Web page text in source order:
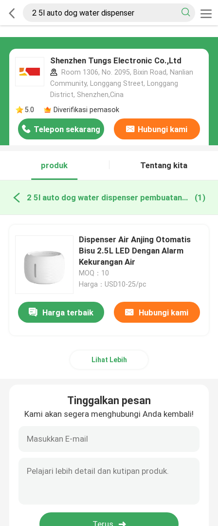
Shenzhen Tungs Electronic Co.,Ltd
Room 1306, No. 2095, Bixin Road, Nanlian
Community, Longgang Street, Longgang
District, Shenzhen,Cina
5.0
Diverifikasi pemasok
Telepon sekarang Hubungi kami
produk Tentang kita
2 5l auto dog water dispenser pembuatan online (1)
Dispenser Air Anjing Otomatis
Bisu 2.5L LED Dengan Alarm
Kekurangan Air
MOQ：10
Harga：USD10-25/pc
Harga terbaik Hubungi kami
Lihat Lebih
Tinggalkan pesan
Kami akan segera menghubungi Anda kembali!